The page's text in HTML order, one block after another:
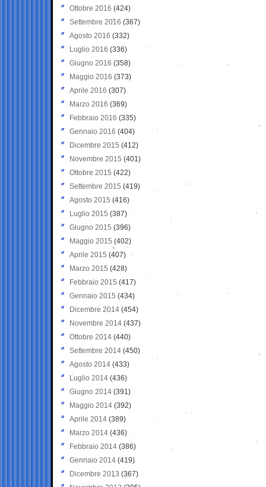
Ottobre 2016 (424)
Settembre 2016 (367)
Agosto 2016 (332)
Luglio 2016 (336)
Giugno 2016 (358)
Maggio 2016 (373)
Aprile 2016 (307)
Marzo 2016 (369)
Febbraio 2016 (335)
Gennaio 2016 (404)
Dicembre 2015 (412)
Novembre 2015 (401)
Ottobre 2015 (422)
Settembre 2015 (419)
Agosto 2015 (416)
Luglio 2015 (387)
Giugno 2015 (396)
Maggio 2015 (402)
Aprile 2015 (407)
Marzo 2015 (428)
Febbraio 2015 (417)
Gennaio 2015 (434)
Dicembre 2014 (454)
Novembre 2014 (437)
Ottobre 2014 (440)
Settembre 2014 (450)
Agosto 2014 (433)
Luglio 2014 (436)
Giugno 2014 (391)
Maggio 2014 (392)
Aprile 2014 (389)
Marzo 2014 (436)
Febbraio 2014 (386)
Gennaio 2014 (419)
Dicembre 2013 (367)